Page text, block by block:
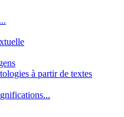
à partir de textes